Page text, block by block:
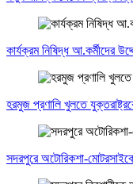
কার্যক্রম নিষিদ্ধ আ.কর্মীদের
হরমুজ প্রণালি খুলতে
সদরপুরে অটোরিকশা-